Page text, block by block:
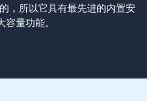
，所以它具有最先进的内置安
量功能。